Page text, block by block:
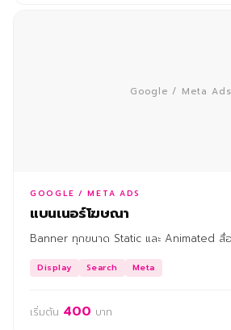
Google / Meta Ads
GOOGLE / META ADS
แบนเนอร์โฆษณา
Banner ทุกขนาด Static และ Animated สื่
Display Search Meta
เริ่มต้น 400 บาท